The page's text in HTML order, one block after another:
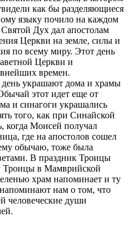
как бы разделяющиеся
языку почило на каждом
Дух дал апостолам
Церкви на земле, силы и
по всему миру. Этот день
Церкви и
времен.
день украшают дома и храмы
этот идет еще от
и синагоги украшались
того, как при Синайской
когда Моисей получал
где на апостолов сошел
обычаю, тоже была
В праздник Троицы
Троицы в Мамврийской
храм напоминает и ту
нам о том, что
человеческие души